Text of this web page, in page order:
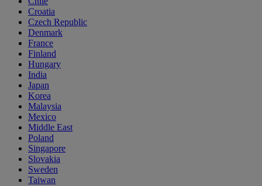
Croatia
Czech Republic
Denmark
France
Finland
Hungary
India
Japan
Korea
Malaysia
Mexico
Middle East
Poland
Singapore
Slovakia
Sweden
Taiwan